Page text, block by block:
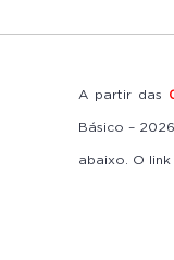
A partir das
Básico –
abaixo. O